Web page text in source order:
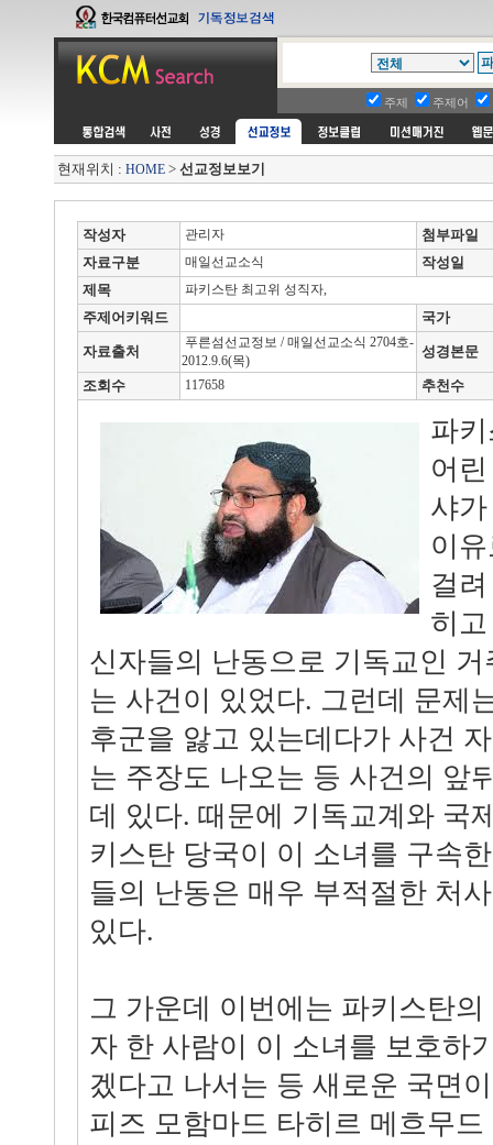
주제 주제어
현재위치 : HOME > 선교정보보기
작성자 관리자
첨부파일
자료구분
매일선교소식
작성일
제목
파키스탄 최고위 성직자,
주제어키워드 국가
자료출처
푸른섬선교정보 / 매일선교소식 2704호-
2012.9.6(목)
성경본문
조회수 117658 추천수
파
어
샤
이
걸
히
신자들의 난동으로 기독교인
는 사건이 있었다. 그런데 문제
후군을 앓고 있는데다가 사건
는 주장도 나오는 등 사건의 앞
데 있다. 때문에 기독교계와 국
키스탄 당국이 이 소녀를 구속
들의 난동은 매우 부적절한 처
있다.
그 가운데 이번에는 파키스탄
자 한 사람이 이 소녀를 보호하
겠다고 나서는 등 새로운 국면
피즈 모함마드 타히르 메흐무